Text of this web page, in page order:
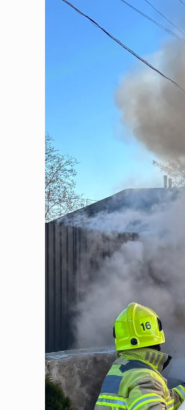
06.08.2026 | 05:33
06.08.2026 | 05:33
06.08.2026 | 05:33
06.08.2026 | 05:33